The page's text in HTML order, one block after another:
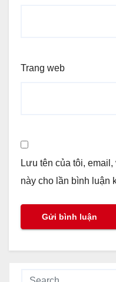
Trang web
Lưu tên của tôi,
này cho lần bình luận